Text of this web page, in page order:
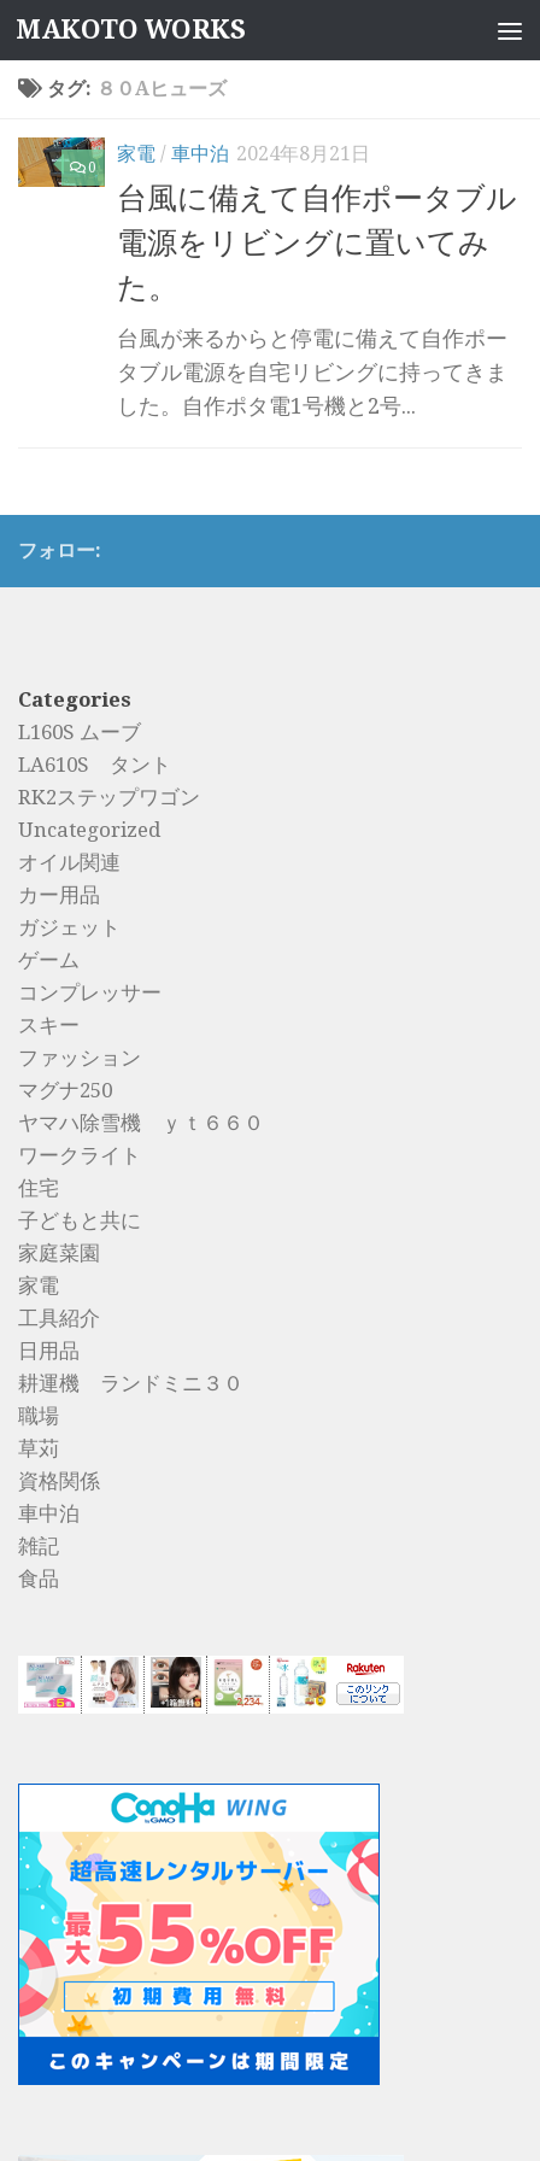
コンテンツへスキップ
MAKOTO WORKS
タグ: ８０Aヒューズ
0
家電 / 車中泊 2024年8月21日
台風に備えて自作ポータブル
電源をリビングに置いてみ
た。
台風が来るからと停電に備えて自作ポー
タブル電源を自宅リビングに持ってきま
した。自作ポタ電1号機と2号...
フォロー:
Categories
L160S ムーブ
LA610S タント
RK2ステップワゴン
Uncategorized
オイル関連
カー用品
ガジェット
ゲーム
コンプレッサー
スキー
ファッション
マグナ250
ヤマハ除雪機 ｙｔ６６０
ワークライト
住宅
子どもと共に
家庭菜園
家電
工具紹介
日用品
耕運機 ランドミニ３０
職場
草苅
資格関係
車中泊
雑記
食品